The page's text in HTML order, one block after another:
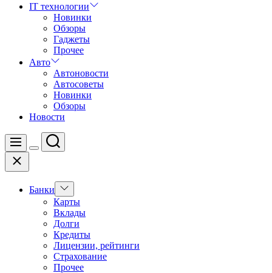
IT технологии
Новинки
Обзоры
Гаджеты
Прочее
Авто
Автоновости
Автосоветы
Новинки
Обзоры
Новости
Меню
Цвет
Поиск
Закрыть
Банки
Показать
подменю
Карты
Вклады
Долги
Кредиты
Лицензии, рейтинги
Страхование
Прочее